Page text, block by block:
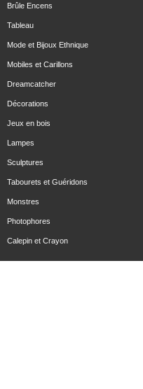
Brûle Encens
Tableau
Mode et Bijoux Ethnique
Mobiles et Carillons
Dreamcatcher
Décorations
Jeux en bois
Lampes
Sculptures
Tabourets et Guéridons
Monstres
Photophores
Calepin et Crayon